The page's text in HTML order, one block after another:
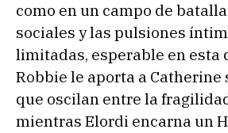
como en un campo de
sociales y las pulsiones
limitadas, esperable en esta
Robbie le aporta a Catherine
que oscilan entre la
mientras Elordi encarna un